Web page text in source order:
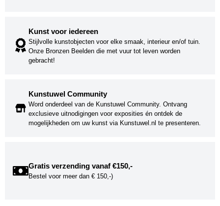
Kunst voor iedereen
Stijlvolle kunstobjecten voor elke smaak, interieur en/of tuin.
Onze Bronzen Beelden die met vuur tot leven worden
gebracht!
Kunstuwel Community
Word onderdeel van de Kunstuwel Community. Ontvang
exclusieve uitnodigingen voor exposities én ontdek de
mogelijkheden om uw kunst via Kunstuwel.nl te presenteren.
Gratis verzending vanaf €150,-
Bestel voor meer dan € 150,-)